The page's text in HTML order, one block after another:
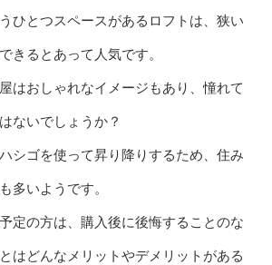
ひとつスペースがあるロフトは、狭い
きるとあって人気です。
はおしゃれなイメージもあり、憧れて
ないでしょうか？
シゴを使って昇り降りするため、住み
多いようです。
定の方は、購入後に後悔することのな
はどんなメリットやデメリットがある